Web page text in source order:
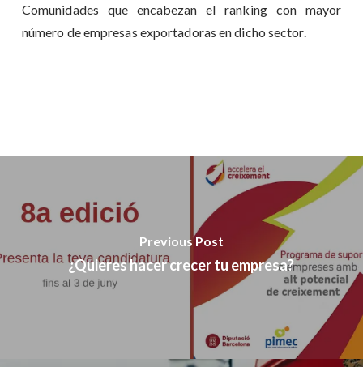
Comunidades que encabezan el ranking con mayor
número de empresas exportadoras en dicho sector.
Previous Post
¿Quieres hacer crecer tu empresa?